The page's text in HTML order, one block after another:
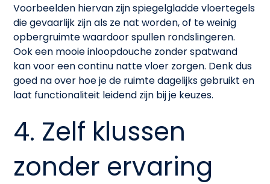
Voorbeelden hiervan zijn spiegelgladde vloertegels
die gevaarlijk zijn als ze nat worden, of te weinig
opbergruimte waardoor spullen rondslingeren.
Ook een mooie inloopdouche zonder spatwand
kan voor een continu natte vloer zorgen. Denk dus
goed na over hoe je de ruimte dagelijks gebruikt en
laat functionaliteit leidend zijn bij je keuzes.
4. Zelf klussen
zonder ervaring